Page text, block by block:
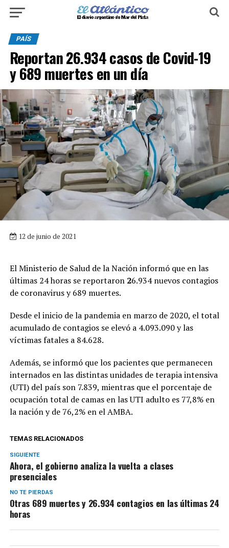
PAÍS
Reportan 26.934 casos de Covid-19
y 689 muertes en un día
12 de junio de 2021
El Ministerio de Salud de la Nación informó que en las
últimas 24 horas se reportaron 26.934 nuevos contagios
de coronavirus y 689 muertes.
Desde el inicio de la pandemia en marzo de 2020, el total
acumulado de contagios se elevó a 4.093.090 y las
víctimas fatales a 84.628.
Además, se informó que los pacientes que permanecen
internados en las distintas unidades de terapia intensiva
(UTI) del país son 7.839, mientras que el porcentaje de
ocupación total de camas en las UTI adulto es 77,8% en
la nación y de 76,2% en el AMBA.
TEMAS RELACIONADOS
SIGUIENTE
Ahora, el gobierno analiza la vuelta a clases
presenciales
NO TE PIERDAS
Otras 689 muertes y 26.934 contagios en las últimas 24
horas